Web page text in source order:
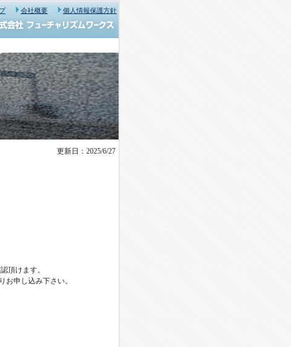
会社概要 個人情報保護方針
更新日：2025/6/27
頂けます。
お申し込み下さい。